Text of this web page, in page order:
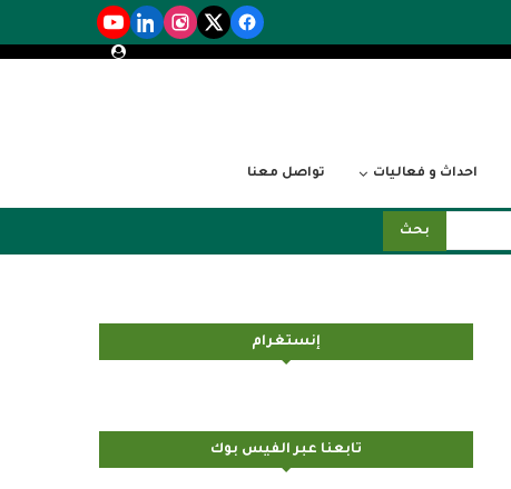
احداث و فعاليات تواصل معنا
بحث
إنستغرام
تابعنا عبر الفيس بوك